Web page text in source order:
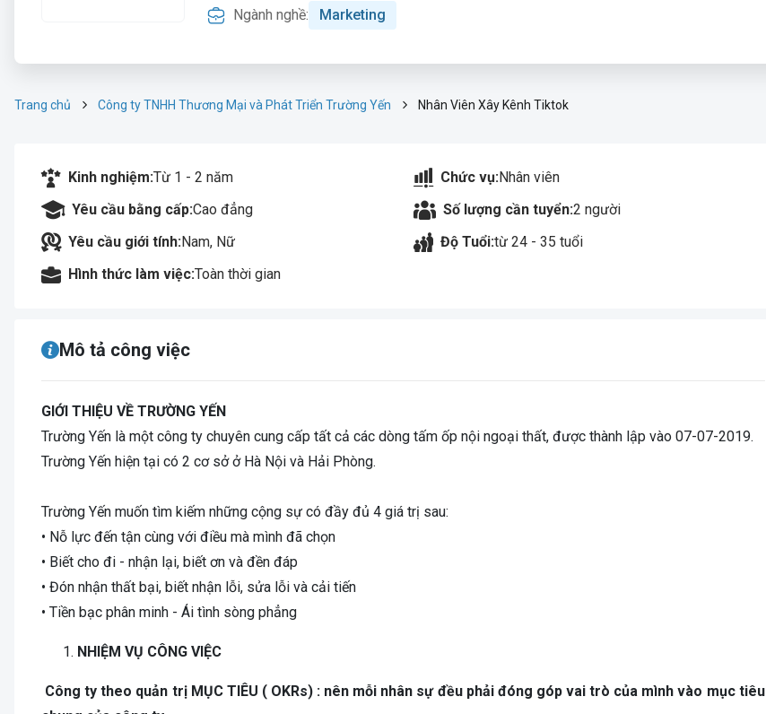
Ngành nghề: Marketing
Trang chủ Công ty TNHH Thương Mại và Phát Triển Trường Yến Nhân Viên Xây Kênh Tiktok
Kinh nghiệm:Từ 1 - 2 năm Chức vụ:Nhân viên
Yêu cầu bằng cấp:Cao đẳng Số lượng cần tuyển:2 người
Yêu cầu giới tính:Nam, Nữ Độ Tuổi:từ 24 - 35 tuổi
Hình thức làm việc:Toàn thời gian
Mô tả công việc
GIỚI THIỆU VỀ TRƯỜNG YẾN
Trường Yến là một công ty chuyên cung cấp tất cả các dòng tấm ốp nội ngoại thất, được thành lập vào 07-07-2019.
Trường Yến hiện tại có 2 cơ sở ở Hà Nội và Hải Phòng.
Trường Yến muốn tìm kiếm những cộng sự có đầy đủ 4 giá trị sau:
• Nỗ lực đến tận cùng với điều mà mình đã chọn
• Biết cho đi - nhận lại, biết ơn và đền đáp
• Đón nhận thất bại, biết nhận lỗi, sửa lỗi và cải tiến
• Tiền bạc phân minh - Ái tình sòng phẳng
NHIỆM VỤ CÔNG VIỆC
Công ty theo quản trị MỤC TIÊU ( OKRs) : nên mỗi nhân sự đều phải đóng góp vai trò của mình vào mục tiêu